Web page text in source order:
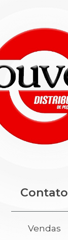
Contato
Vendas